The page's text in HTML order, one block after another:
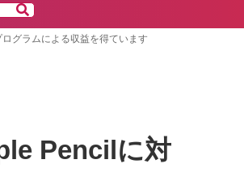
グラムによる収益を得ています
Pencilに対